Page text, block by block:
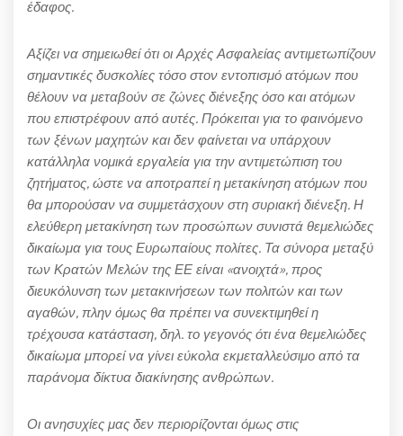
έδαφος.
Αξίζει να σημειωθεί ότι οι Αρχές Ασφαλείας αντιμετωπίζουν
σημαντικές δυσκολίες τόσο στον εντοπισμό ατόμων που
θέλουν να μεταβούν σε ζώνες διένεξης όσο και ατόμων
που επιστρέφουν από αυτές. Πρόκειται για το φαινόμενο
των ξένων μαχητών και δεν φαίνεται να υπάρχουν
κατάλληλα νομικά εργαλεία για την αντιμετώπιση του
ζητήματος, ώστε να αποτραπεί η μετακίνηση ατόμων που
θα μπορούσαν να συμμετάσχουν στη συριακή διένεξη. Η
ελεύθερη μετακίνηση των προσώπων συνιστά θεμελιώδες
δικαίωμα για τους Ευρωπαίους πολίτες. Τα σύνορα μεταξύ
των Κρατών Μελών της ΕΕ είναι «ανοιχτά», προς
διευκόλυνση των μετακινήσεων των πολιτών και των
αγαθών, πλην όμως θα πρέπει να συνεκτιμηθεί η
τρέχουσα κατάσταση, δηλ. το γεγονός ότι ένα θεμελιώδες
δικαίωμα μπορεί να γίνει εύκολα εκμεταλλεύσιμο από τα
παράνομα δίκτυα διακίνησης ανθρώπων.
Οι ανησυχίες μας δεν περιορίζονται όμως στις